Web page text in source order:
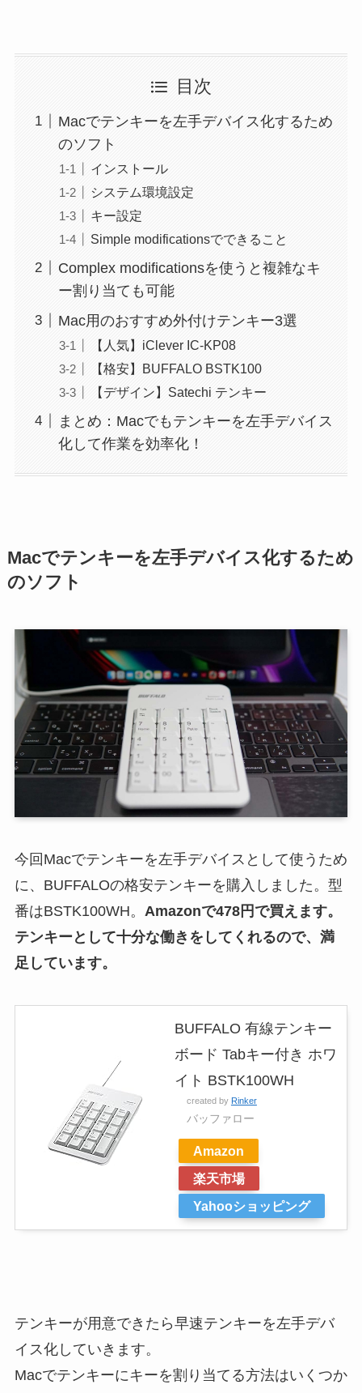
目次
Macでテンキーを左手デバイス化するため
のソフト
インストール
システム環境設定
キー設定
Simple modificationsでできること
Complex modificationsを使うと複雑なキ
ー割り当ても可能
Mac用のおすすめ外付けテンキー3選
【人気】iClever IC-KP08
【格安】BUFFALO BSTK100
【デザイン】Satechi テンキー
まとめ：Macでもテンキーを左手デバイス
化して作業を効率化！
Macでテンキーを左手デバイス化するため
のソフト
今回Macでテンキーを左手デバイスとして使うため
に、BUFFALOの格安テンキーを購入しました。型
番はBSTK100WH。 Amazonで478円で買えます。
テンキー として十分な働きをしてくれるので、満
足しています。
BUFFALO 有線テンキー
ボード Tabキー付き ホワ
イト BSTK100WH
created by Rinker
バッファロー
Amazon
楽天市場
Yahooショッピング
テンキーが用意できたら早速テンキーを左手デバ
イス化していきます。
Macでテンキーにキーを割り当てる方法はいくつか